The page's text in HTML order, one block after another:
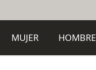
MUJER HOMBRE